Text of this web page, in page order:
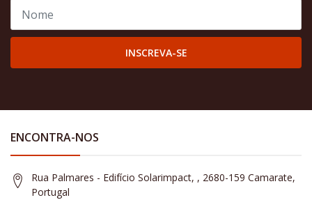
INSCREVA-SE
ENCONTRA-NOS
Rua Palmares - Edifício Solarimpact, , 2680-159 Camarate,
Portugal